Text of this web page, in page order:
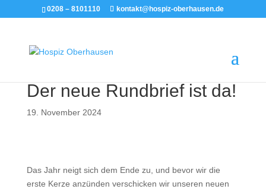
0208 – 8101110 kontakt@hospiz-oberhausen.de
Der neue Rundbrief ist da!
19. November 2024
Das Jahr neigt sich dem Ende zu, und bevor wir die
erste Kerze anzünden verschicken wir unseren neuen